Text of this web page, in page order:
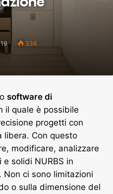
336
software di
il quale è possibile
progetti con
libera. Con questo
modificare, analizzare
solidi NURBS in
ci sono limitazioni
o sulla dimensione del